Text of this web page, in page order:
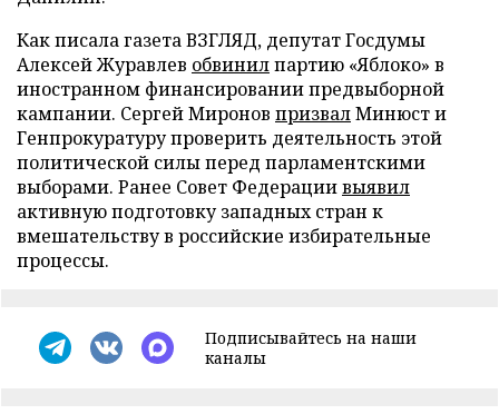
Как писала газета ВЗГЛЯД, депутат Госдумы
Алексей Журавлев обвинилпартию «Яблоко» в
иностранном финансировании предвыборной
кампании. Сергей Миронов призвалМинюст и
Генпрокуратуру проверить деятельность этой
политической силы перед парламентскими
выборами. Ранее Совет Федерациивыявил
активную подготовку западных стран к
вмешательству в российские избирательные
процессы.
Подписывайтесь на наши
каналы